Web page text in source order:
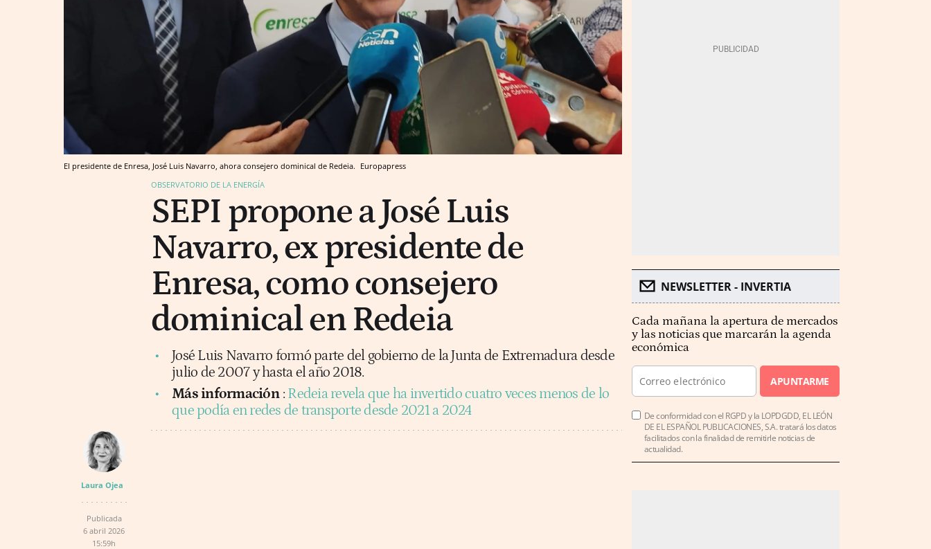
El presidente de Enresa, José Luis Navarro, ahora consejero dominical de Redeia. Europapress
OBSERVATORIO DE LA ENERGÍA
SEPI propone a José Luis
Navarro, ex presidente de
Enresa, como consejero
dominical en Redeia
José Luis Navarro formó parte del gobierno de la Junta de Extremadura desde
julio de 2007 y hasta el año 2018.
Más información : Redeia revela que ha invertido cuatro veces menos de lo
que podía en redes de transporte desde 2021 a 2024
Laura Ojea
Publicada
6 abril 2026
15:59h
NEWSLETTER - INVERTIA
Cada mañana la apertura de mercados
y las noticias que marcarán la agenda
económica
APUNTARME
De conformidad con el RGPD y la LOPDGDD, EL LEÓN
DE EL ESPAÑOL PUBLICACIONES, S.A. tratará los datos
facilitados con la finalidad de remitirle noticias de
actualidad.